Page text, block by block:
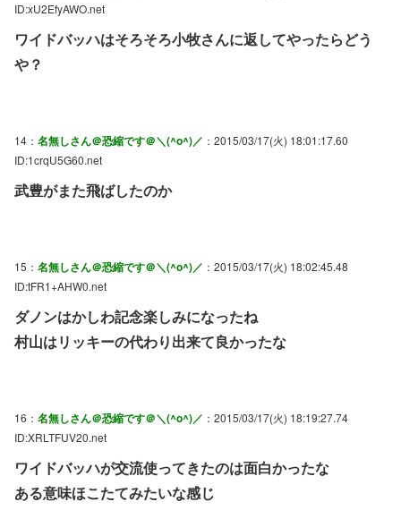
ID:xU2EfyAWO.net
ワイドバッハはそろそろ小牧さんに返してやったらどう
や？
14： 名無しさん＠恐縮です＠＼(^o^)／ ：2015/03/17(火) 18:01:17.60
ID:1crqU5G60.net
武豊がまた飛ばしたのか
15： 名無しさん＠恐縮です＠＼(^o^)／ ：2015/03/17(火) 18:02:45.48
ID:tFR1+AHW0.net
ダノンはかしわ記念楽しみになったね
村山はリッキーの代わり出来て良かったな
16： 名無しさん＠恐縮です＠＼(^o^)／ ：2015/03/17(火) 18:19:27.74
ID:XRLTFUV20.net
ワイドバッハが交流使ってきたのは面白かったな
ある意味ほこたてみたいな感じ